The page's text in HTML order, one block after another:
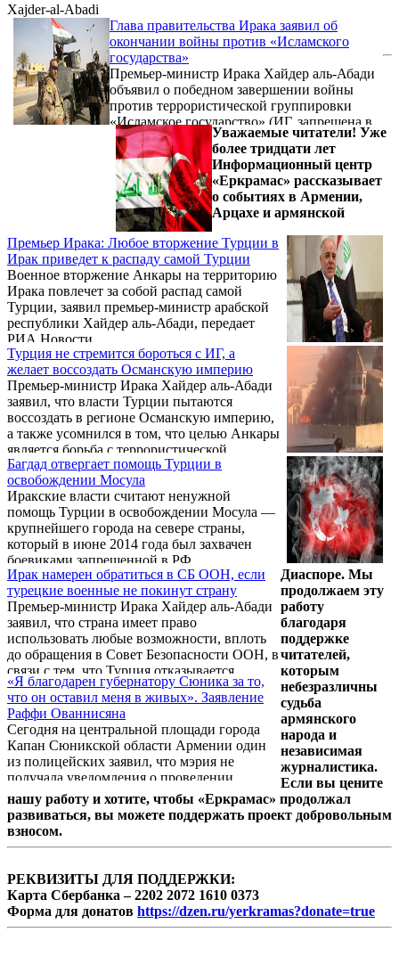
Xajder-al-Abadi
Глава правительства Ирака заявил об
окончании войны против «Исламского
государства»
Премьер-министр Ирака Хайдер аль-Абади
объявил о победном завершении войны
против террористической группировки
«Исламское государство» (ИГ, запрещена в
ряде стран, в том числе и в РФ) после
восстановления контроля над всей
границей с Сирией. Об этом сообщает РИА
Новости.
Премьер Ирака: Любое вторжение Турции в
Ирак приведет к распаду самой Турции
Военное вторжение Анкары на территорию
Ирака повлечет за собой распад самой
Турции, заявил премьер-министр арабской
республики Хайдер аль-Абади, передает
РИА Новости.
Турция не стремится бороться с ИГ, а
желает воссоздать Османскую империю
Премьер-министр Ирака Хайдер аль-Абади
заявил, что власти Турции пытаются
воссоздать в регионе Османскую империю,
а также усомнился в том, что целью Анкары
является борьба с террористической
группировкой "Исламское государство"
(ИГ). Об этом сообщило РИА Новости.
Багдад отвергает помощь Турции в
освобождении Мосула
Иракские власти считают ненужной
помощь Турции в освобождении Мосула —
крупнейшего города на севере страны,
который в июне 2014 года был захвачен
боевиками запрещенной в РФ
террористической группировки "Исламское
государство", заявил общеарабской газете
"Аль-Хайят" официальный представитель
объединенной военной группировки
генерал Яхья Расул.
Ирак намерен обратиться в СБ ООН, если
турецкие военные не покинут страну
Премьер-министр Ирака Хайдер аль-Абади
заявил, что страна имеет право
использовать любые возможности, вплоть
до обращения в Совет Безопасности ООН, в
связи с тем, что Турция отказывается
выводить своих военных с территории
страны, передает Reuters.
«Я благодарен губернатору Сюника за то,
что он оставил меня в живых». Заявление
Раффи Ованнисяна
Сегодня на центральной площади города
Капан Сюникской области Армении один
из полицейских заявил, что мэрия не
получала уведомления о проведении
митинга, этот митинг является
несанкционированным, а его участники
могут быть привлечены к ответственности.
Уважаемые читатели! Уже
более тридцати лет
Информационный центр
«Еркрамас» рассказывает
о событиях в Армении,
Арцахе и армянской
Диаспоре. Мы
продолжаем эту
работу
благодаря
поддержке
читателей,
которым
небезразличны
судьба
армянского
народа и
независимая
журналистика.
Если вы цените
нашу работу и хотите, чтобы «Еркрамас» продолжал
развиваться, вы можете поддержать проект добровольным
взносом.
РЕКВИЗИТЫ ДЛЯ ПОДДЕРЖКИ:
Карта Сбербанка – 2202 2072 1610 0373
Форма для донатов https://dzen.ru/yerkramas?donate=true